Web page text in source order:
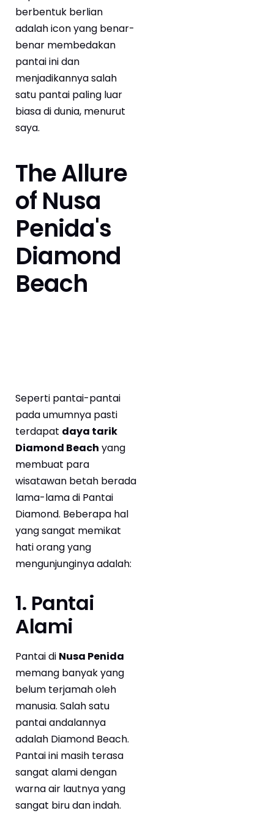
berbentuk berlian
adalah icon yang benar-
benar membedakan
pantai ini dan
menjadikannya salah
satu pantai paling luar
biasa di dunia, menurut
saya.
The Allure
of Nusa
Penida's
Diamond
Beach
Seperti pantai-pantai
pada umumnya pasti
terdapat daya tarik
Diamond Beach yang
membuat para
wisatawan betah berada
lama-lama di Pantai
Diamond. Beberapa hal
yang sangat memikat
hati orang yang
mengunjunginya adalah:
1. Pantai
Alami
Pantai di Nusa Penida
memang banyak yang
belum terjamah oleh
manusia. Salah satu
pantai andalannya
adalah Diamond Beach.
Pantai ini masih terasa
sangat alami dengan
warna air lautnya yang
sangat biru dan indah.